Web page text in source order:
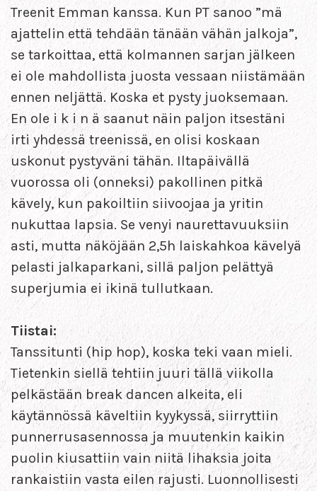
Treenit Emman kanssa. Kun PT sanoo ”mä
ajattelin että tehdään tänään vähän jalkoja”,
se tarkoittaa, että kolmannen sarjan jälkeen
ei ole mahdollista juosta vessaan niistämään
ennen neljättä. Koska et pysty juoksemaan.
En ole i k i n ä saanut näin paljon itsestäni
irti yhdessä treenissä, en olisi koskaan
uskonut pystyväni tähän. Iltapäivällä
vuorossa oli (onneksi) pakollinen pitkä
kävely, kun pakoiltiin siivoojaa ja yritin
nukuttaa lapsia. Se venyi naurettavuuksiin
asti, mutta näköjään 2,5h laiskahkoa kävelyä
pelasti jalkaparkani, sillä paljon pelättyä
superjumia ei ikinä tullutkaan.
Tiistai:
Tanssitunti (hip hop), koska teki vaan mieli.
Tietenkin siellä tehtiin juuri tällä viikolla
pelkästään break dancen alkeita, eli
käytännössä käveltiin kyykyssä, siirryttiin
punnerrusasennossa ja muutenkin kaikin
puolin kiusattiin vain niitä lihaksia joita
rankaistiin vasta eilen rajusti. Luonnollisesti